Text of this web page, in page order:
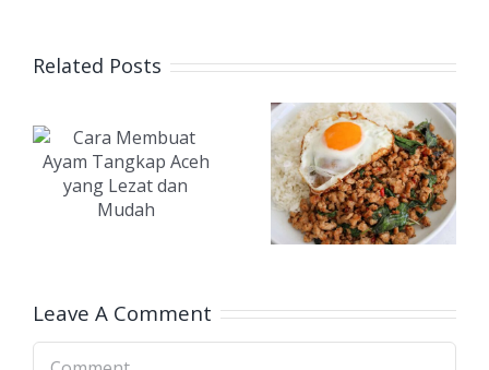
Related PostsResep
(Phad Kra
Pao):
Tumisan
Khas
Thailand
Leave A Comment
Comment